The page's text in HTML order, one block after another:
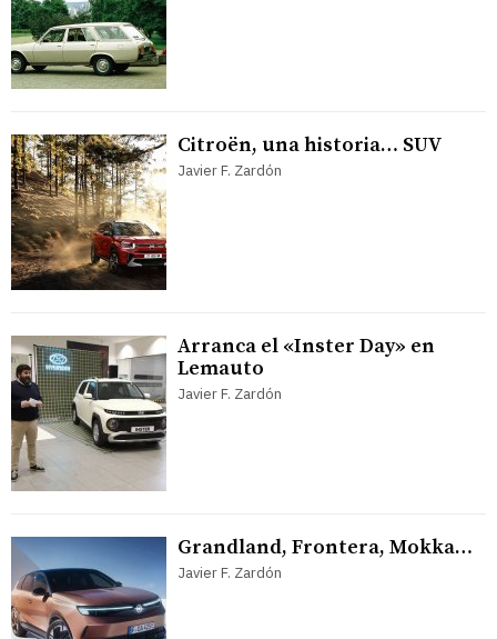
Citroën, una historia… SUV
Javier F. Zardón
Arranca el «Inster Day» en
Lemauto
Javier F. Zardón
Grandland, Frontera, Mokka…
Javier F. Zardón